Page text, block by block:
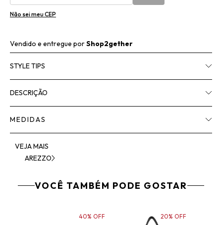
Não sei meu CEP
Vendido e entregue porShop2gether
STYLE TIPS
DESCRIÇÃO
MEDIDAS
VEJA MAIS
AREZZO
VOCÊ TAMBÉM PODE GOSTAR
40% OFF 20% OFF